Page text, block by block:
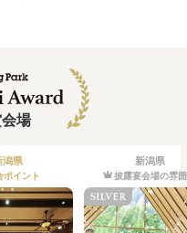
場
潟県
ポイント
新潟県
披露宴会場の雰